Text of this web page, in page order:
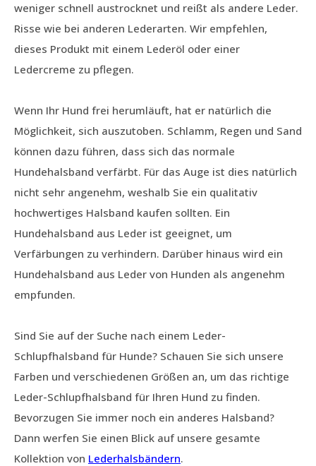
weniger schnell austrocknet und reißt als andere Leder.
Risse wie bei anderen Lederarten. Wir empfehlen,
dieses Produkt mit einem Lederöl oder einer
Ledercreme zu pflegen.
Wenn Ihr Hund frei herumläuft, hat er natürlich die
Möglichkeit, sich auszutoben. Schlamm, Regen und Sand
können dazu führen, dass sich das normale
Hundehalsband verfärbt. Für das Auge ist dies natürlich
nicht sehr angenehm, weshalb Sie ein qualitativ
hochwertiges Halsband kaufen sollten. Ein
Hundehalsband aus Leder ist geeignet, um
Verfärbungen zu verhindern. Darüber hinaus wird ein
Hundehalsband aus Leder von Hunden als angenehm
empfunden.
Sind Sie auf der Suche nach einem Leder-
Schlupfhalsband für Hunde? Schauen Sie sich unsere
Farben und verschiedenen Größen an, um das richtige
Leder-Schlupfhalsband für Ihren Hund zu finden.
Bevorzugen Sie immer noch ein anderes Halsband?
Dann werfen Sie einen Blick auf unsere gesamte
Kollektion von Lederhalsbändern.